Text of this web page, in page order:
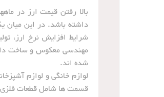
بالا رفتن قیمت ارز در
داشته باشد. در این میان
شرایط افزایش نرخ ارز،
مهندسی معکوس و ساخت
شده اند.
لوازم خانگی و لوازم
قسمت ها شامل قطعات فلزی